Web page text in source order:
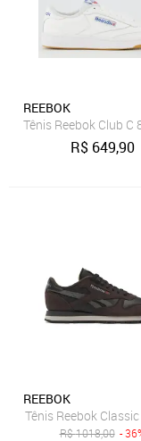
REEBOK
Tênis Reebok Club C
R$ 649,90
REEBOK
Tênis Reebok
R$1018,00 -